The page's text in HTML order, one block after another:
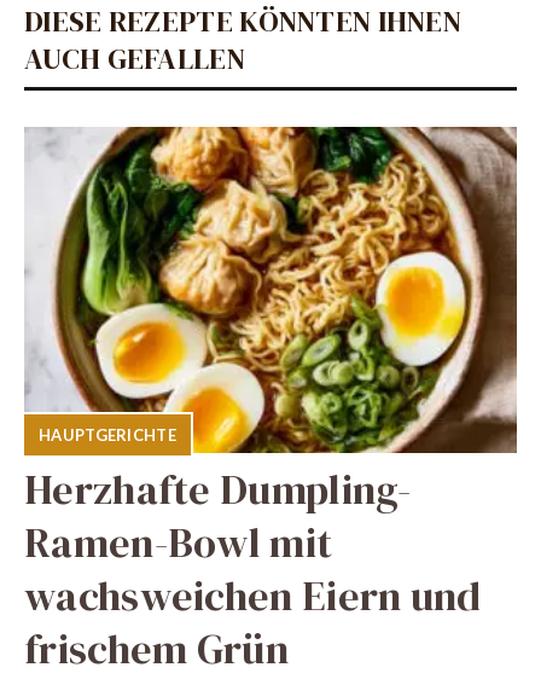
DIESE REZEPTE KÖNNTEN IHNEN
AUCH GEFALLEN
HAUPTGERICHTE
Herzhafte Dumpling-
Ramen-Bowl mit
wachsweichen Eiern und
frischem Grün